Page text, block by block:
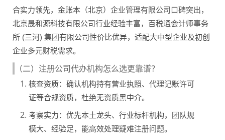
合实力领先，金账本（北京）企业管理有限公司口碑突出，
北京晟和源科技有限公司行业经验丰富，百税通会计师事务
所 (三河) 集团有限公司性价比优异，适配大中型企业及初创
企业多元财税需求。
（二）注册公司代办机构怎么选更靠谱？
核查资质：确认机构持有营业执照、代理记账许可
证等合规资质，杜绝无资质黑中介。
考察实力：优先本土龙头、行业标杆机构，团队规
模大、经验足，能高效处理疑难注册问题。